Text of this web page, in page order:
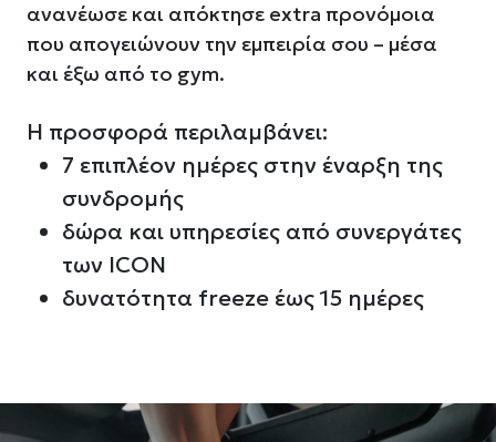
ανανέωσε και απόκτησε extra προνόμοια
που απογειώνουν την εμπειρία σου – μέσα
και έξω από το gym.
Η προσφορά περιλαμβάνει:
7 επιπλέον ημέρες στην έναρξη της
συνδρομής
δώρα και υπηρεσίες από συνεργάτες
των ICON
δυνατότητα freeze έως 15 ημέρες